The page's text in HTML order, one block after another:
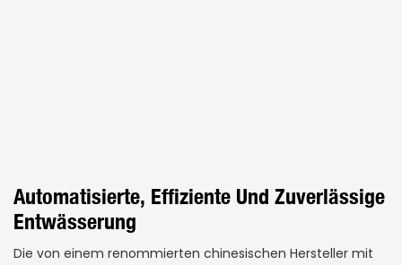
Automatisierte, Effiziente Und Zuverlässige
Entwässerung
Die von einem renommierten chinesischen Hersteller mit